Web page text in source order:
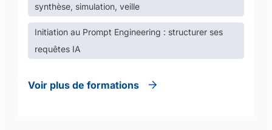
synthèse, simulation, veille
Initiation au Prompt Engineering : structurer ses
requêtes IA
Voir plus de formations